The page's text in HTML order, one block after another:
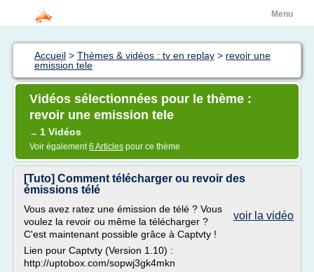
Menu
Accueil > Thèmes & vidéos : tv en replay > revoir une
emission tele
Vidéos sélectionnées pour le thème :
revoir une emission tele
→ 1 Vidéos
Voir également6 Articles pour ce thème
[Tuto] Comment télécharger ou revoir des
émissions télé
voir la vidéo
Vous avez ratez une émission de télé ? Vous
voulez la revoir ou même la télécharger ?
C'est maintenant possible grâce à Captvty !
Lien pour Captvty (Version 1.10) :
http://uptobox.com/sopwj3gk4mkn